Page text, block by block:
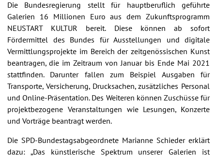
Die Bundesregierung stellt für hauptberuflich geführte
Galerien 16 Millionen Euro aus dem Zukunftsprogramm
NEUSTART KULTUR bereit. Diese können ab sofort
Fördermittel des Bundes für Ausstellungen und digitale
Vermittlungsprojekte im Bereich der zeitgenössischen Kunst
beantragen, die im Zeitraum von Januar bis Ende Mai 2021
stattfinden. Darunter fallen zum Beispiel Ausgaben für
Transporte, Versicherung, Drucksachen, zusätzliches Personal
und Online-Präsentation. Des Weiteren können Zuschüsse für
projektbezogene Veranstaltungen wie Lesungen, Konzerte
und Vorträge beantragt werden.
Die SPD-Bundestagsabgeordnete Marianne Schieder erklärt
dazu: „Das künstlerische Spektrum unserer Galerien ist